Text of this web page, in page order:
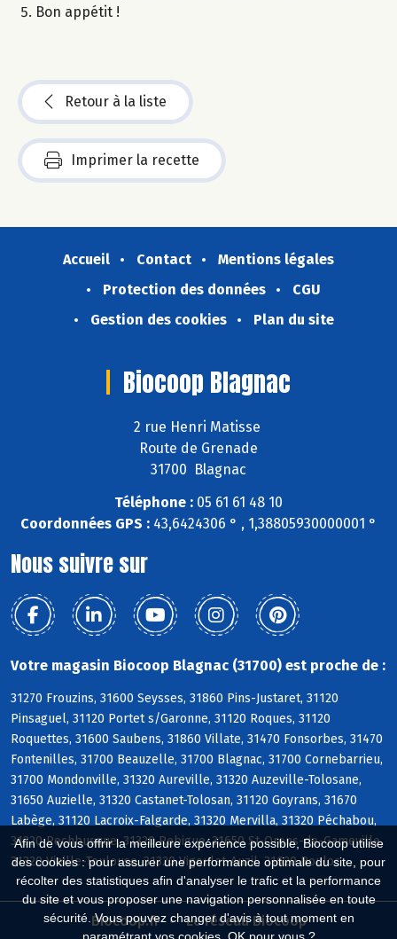
Afin de vous offrir la meilleure expérience possible, Biocoop utilise
des cookies : pour assurer une performance optimale du site, pour
récolter des statistiques afin d'analyser le trafic et la performance
du site et vous proposer une navigation personnalisée en toute
sécurité. Vous pouvez changer d'avis à tout moment en
Bon appétit !
Retour à la liste
Imprimer la recette
Accueil Contact
Mentions légales
Protection des données
CGU
Gestion des cookies
Plan du site
Biocoop Blagnac
2 rue Henri Matisse
Route de Grenade
31700 Blagnac
Téléphone : 05 61 61 48 10
Coordonnées GPS : 43,6424306 ° , 1,38805930000001 °
Nous suivre sur
Votre magasin Biocoop Blagnac (31700) est proche de :
31270 Frouzins, 31600 Seysses, 31860 Pins-Justaret, 31120
Pinsaguel, 31120 Portet s/Garonne, 31120 Roques, 31120
Roquettes, 31600 Saubens, 31860 Villate, 31470 Fonsorbes, 31470
Fontenilles, 31700 Beauzelle, 31700 Blagnac, 31700 Cornebarrieu,
31700 Mondonville, 31320 Aureville, 31320 Auzeville-Tolosane,
31650 Auzielle, 31320 Castanet-Tolosan, 31120 Goyrans, 31670
Labège, 31120 Lacroix-Falgarde, 31320 Mervilla, 31320 Péchabou,
31320 Pechbusque, 31320 Rebigue, 31650 St-Orens-de-Gameville,
31320 Vieille-Toulouse, 31320 Vigoulet-Auzil, 31620 Bouloc
Biocoop.fr
Le réseau Biocoop